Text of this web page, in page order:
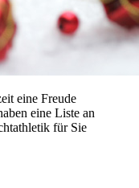
eine Freude
eine Liste an
für Sie